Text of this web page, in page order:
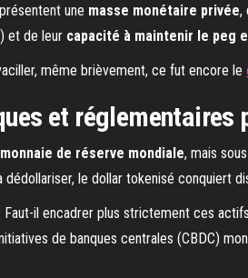
une masse monétaire privée,
et de leur capacité à maintenir le peg
même brièvement, ce fut encore le
et réglementaires
de réserve mondiale, mais
dédollariser, le dollar tokenisé conquiert
Faut-il encadrer plus strictement ces
de banques centrales (CBDC)